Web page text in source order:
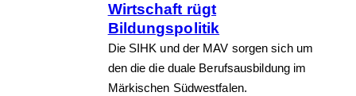
Wirtschaft rügt
Bildungspolitik
Die SIHK und der MAV sorgen sich um
den die die duale Berufsausbildung im
Märkischen Südwestfalen.